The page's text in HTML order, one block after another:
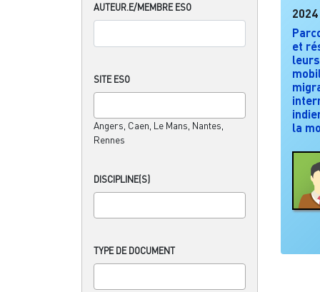
AUTEUR.E/MEMBRE ESO
SITE ESO
Angers, Caen, Le Mans, Nantes,
Rennes
DISCIPLINE(S)
TYPE DE DOCUMENT
2024
et
la